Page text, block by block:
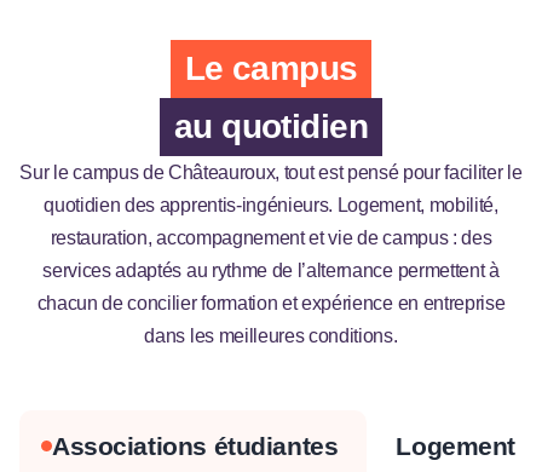
Le campus
au quotidien
Sur le campus de Châteauroux, tout est pensé pour faciliter le
quotidien des apprentis-ingénieurs. Logement, mobilité,
restauration, accompagnement et vie de campus : des
services adaptés au rythme de l’alternance permettent à
chacun de concilier formation et expérience en entreprise
dans les meilleures conditions.
Associations étudiantes Logement